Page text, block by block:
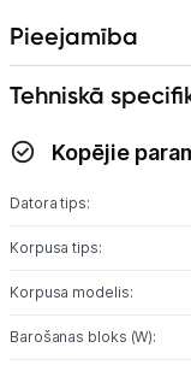
Pieejamība
Tehniskā
Kopējie
Datora tips:
Korpusa tips:
Korpusa modelis:
Barošanas bloks (W):